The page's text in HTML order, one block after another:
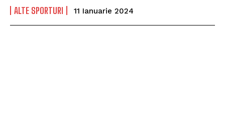
ALTE SPORTURI 11 Ianuarie 2024